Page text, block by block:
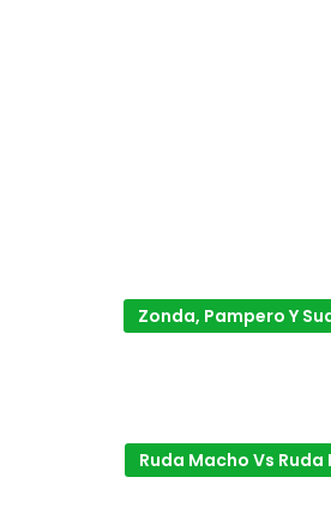
Zonda, Pampero Y
Ruda Macho Vs Ruda